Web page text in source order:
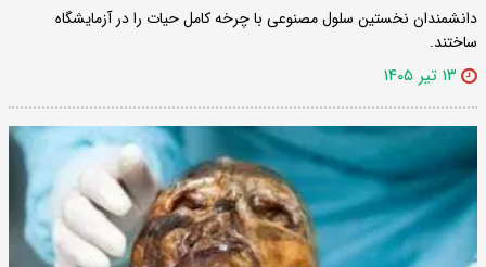
دانشمندان نخستین سلول مصنوعی با چرخه کامل حیات را در آزمایشگاه
ساختند.
۱۳ تیر ۱۴۰۵